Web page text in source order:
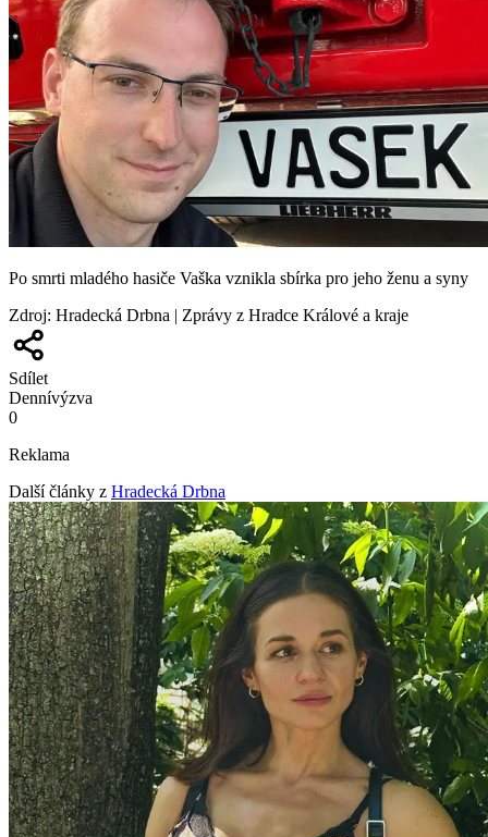
Po smrti mladého hasiče Vaška vznikla sbírka pro jeho ženu a syny
Zdroj: Hradecká Drbna | Zprávy z Hradce Králové a kraje
Sdílet
Dennívýzva
0
Reklama
Další články z Hradecká Drbna